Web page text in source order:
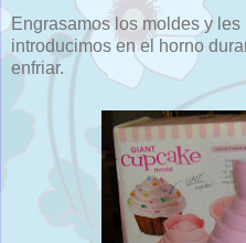
Engrasamos los moldes y
introducimos en el horno
enfriar.